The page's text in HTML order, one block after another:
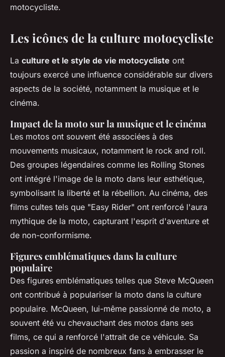
motocycliste.
Les icônes de la culture motocycliste
La culture et le style de vie motocycliste ont
toujours exercé une influence considérable sur divers
aspects de la société, notamment la musique et le
cinéma.
Impact de la moto sur la musique et le cinéma
Les motos ont souvent été associées à des
mouvements musicaux, notamment le rock and roll.
Des groupes légendaires comme les Rolling Stones
ont intégré l'image de la moto dans leur esthétique,
symbolisant la liberté et la rébellion. Au cinéma, des
films cultes tels que "Easy Rider" ont renforcé l'aura
mythique de la moto, capturant l'esprit d'aventure et
de non-conformisme.
Figures emblématiques dans la culture
populaire
Des figures emblématiques telles que Steve McQueen
ont contribué à populariser la moto dans la culture
populaire. McQueen, lui-même passionné de moto, a
souvent été vu chevauchant des motos dans ses
films, ce qui a renforcé l'attrait de ce véhicule. Sa
passion a inspiré de nombreux fans à embrasser le